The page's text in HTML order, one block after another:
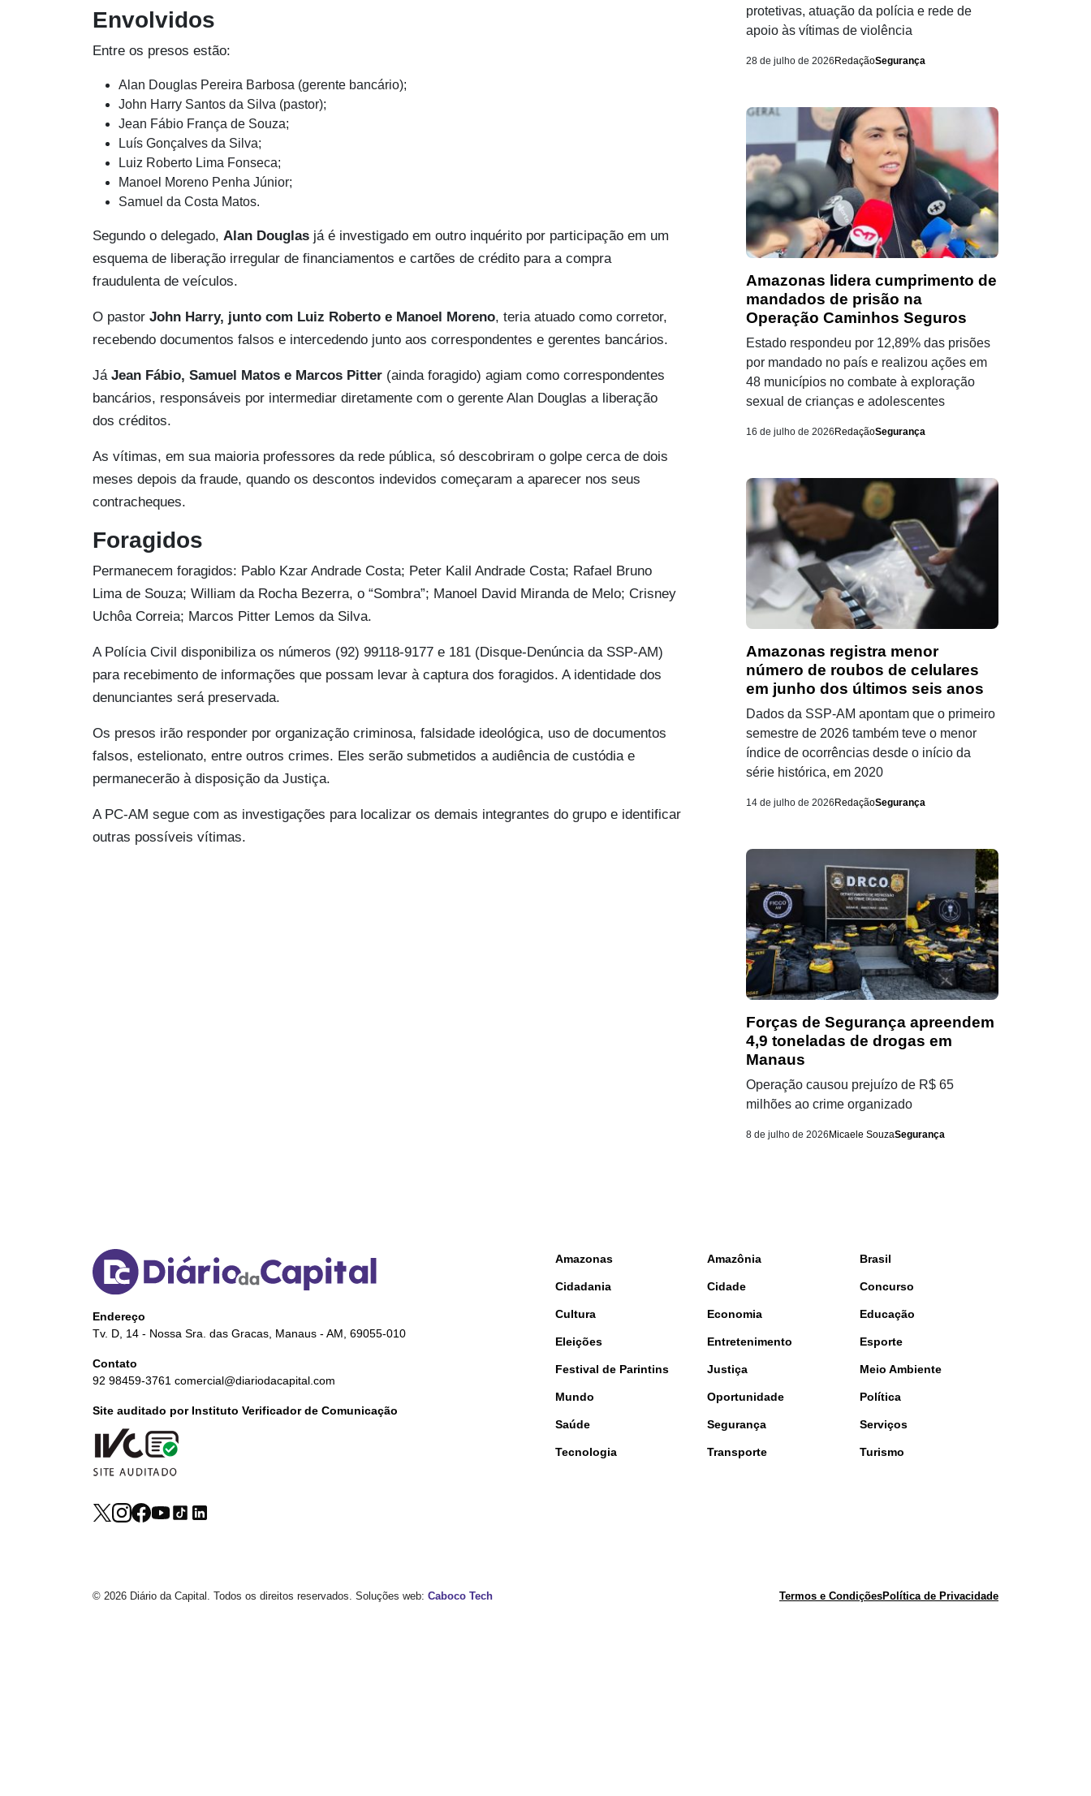
Envolvidos
Entre os presos estão:
Alan Douglas Pereira Barbosa (gerente bancário);
John Harry Santos da Silva (pastor);
Jean Fábio França de Souza;
Luís Gonçalves da Silva;
Luiz Roberto Lima Fonseca;
Manoel Moreno Penha Júnior;
Samuel da Costa Matos.
Segundo o delegado, Alan Douglas já é investigado em outro inquérito por participação em um
esquema de liberação irregular de financiamentos e cartões de crédito para a compra
fraudulenta de veículos.
O pastor John Harry, junto com Luiz Roberto e Manoel Moreno, teria atuado como corretor,
recebendo documentos falsos e intercedendo junto aos correspondentes e gerentes bancários.
Já Jean Fábio, Samuel Matos e Marcos Pitter (ainda foragido) agiam como correspondentes
bancários, responsáveis por intermediar diretamente com o gerente Alan Douglas a liberação
dos créditos.
As vítimas, em sua maioria professores da rede pública, só descobriram o golpe cerca de dois
meses depois da fraude, quando os descontos indevidos começaram a aparecer nos seus
contracheques.
Foragidos
Permanecem foragidos: Pablo Kzar Andrade Costa; Peter Kalil Andrade Costa; Rafael Bruno
Lima de Souza; William da Rocha Bezerra, o “Sombra”; Manoel David Miranda de Melo; Crisney
Uchôa Correia; Marcos Pitter Lemos da Silva.
A Polícia Civil disponibiliza os números (92) 99118-9177 e 181 (Disque-Denúncia da SSP-AM)
para recebimento de informações que possam levar à captura dos foragidos. A identidade dos
denunciantes será preservada.
Os presos irão responder por organização criminosa, falsidade ideológica, uso de documentos
falsos, estelionato, entre outros crimes. Eles serão submetidos a audiência de custódia e
permanecerão à disposição da Justiça.
A PC-AM segue com as investigações para localizar os demais integrantes do grupo e identificar
outras possíveis vítimas.
protetivas, atuação da polícia e rede de
apoio às vítimas de violência
28 de julho de 2026 RedaçãoSegurança
Amazonas lidera cumprimento de
mandados de prisão na
Operação Caminhos Seguros
Estado respondeu por 12,89% das prisões
por mandado no país e realizou ações em
48 municípios no combate à exploração
sexual de crianças e adolescentes
16 de julho de 2026 RedaçãoSegurança
Amazonas registra menor
número de roubos de celulares
em junho dos últimos seis anos
Dados da SSP-AM apontam que o primeiro
semestre de 2026 também teve o menor
índice de ocorrências desde o início da
série histórica, em 2020
14 de julho de 2026 RedaçãoSegurança
Forças de Segurança apreendem
4,9 toneladas de drogas em
Manaus
Operação causou prejuízo de R$ 65
milhões ao crime organizado
8 de julho de 2026 Micaele SouzaSegurança
Endereço
Tv. D, 14 - Nossa Sra. das Gracas, Manaus - AM, 69055-010
Contato
92 98459-3761 comercial@diariodacapital.com
Site auditado por Instituto Verificador de Comunicação
Amazonas Amazônia Brasil
Cidadania Cidade Concurso
Cultura Economia Educação
Eleições Entretenimento Esporte
Festival de Parintins Justiça Meio Ambiente
Mundo Oportunidade Política
Saúde Segurança Serviços
Tecnologia Transporte Turismo
© 2026 Diário da Capital. Todos os direitos reservados. Soluções web: Caboco Tech Termos e CondiçõesPolítica de Privacidade